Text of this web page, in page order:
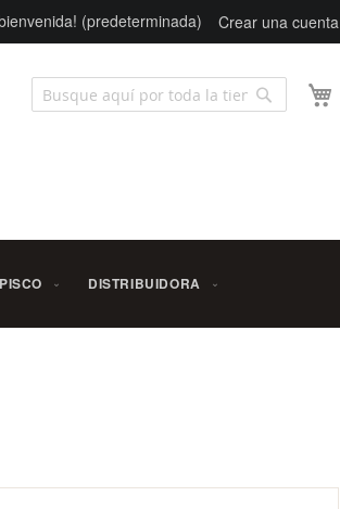
(predeterminada) Crear una cuenta
Buscar
PISCO DISTRIBUIDORA